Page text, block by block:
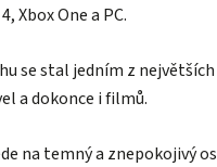
Xbox One a PC.
se stal jedním z
a dokonce i filmů.
na temný a znepokojivý